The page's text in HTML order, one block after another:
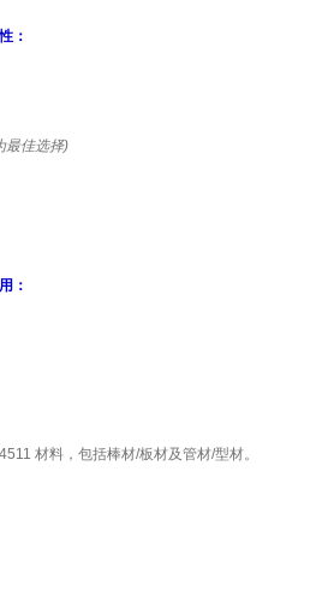
：
最佳选择)
：
材料，包括棒材/板材及管材/型材。